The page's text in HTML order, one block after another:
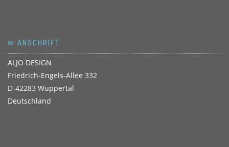
✉ ANSCHRIFT
ALJO DESIGN
Friedrich-Engels-Allee 332
D-42283 Wuppertal
Deutschland